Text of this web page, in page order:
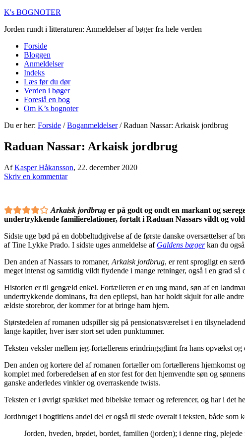
K's BOGNOTER
Jorden rundt i litteraturen: Anmeldelser af bøger fra hele verden
Forside
Bloggen
Anmeldelser
Indeks
Læs før du dør
Verden i bøger
Foreslå en bog
Om K’s bognoter
Du er her: Forside / Boganmeldelser /Raduan Nassar: Arkaisk jordbrug
Raduan Nassar: Arkaisk jordbrug
AfKasper Håkansson, 22. december 2020
Skriv en kommentar
Arkaisk jordbrug er på godt og ondt en markant og
undertrykkende familierelationer, fortalt i Raduan Nassars vildt og
Sidste uge bød på en dobbeltudgivelse af de første danske oversættelser af
af Tine Lykke Prado. I sidste uges anmeldelse af Galdens bægerkan du
Den anden af Nassars to romaner, Arkaisk jordbrug, er rent sprogligt en
meget intenst og samtidig vildt flydende i mange retninger, også i en grad
Historien er til gengæld enkel. Fortælleren er en ung mand, søn af en
undertrykkende dominans, fra den epilepsi, han har holdt skjult for alle
ældste storebror, der kommer for at bringe ham hjem.
Størstedelen af romanen udspiller sig på pensionatsværelset i en
lange kapitler, hver især stort set uden punktummer.
Teksten veksler mellem jeg-fortællerens erindringsglimt fra hans opvækst
Den anden og kortere del af romanen fortæller om fortællerens hjemkomst
komplet med forberedelsen af en stor fest for den hjemvendte søn og
ganske anderledes vinkler og overraskende twists.
Teksten er i øvrigt spækket med bibelske temaer og referencer, og har i det
Jordbruget i bogtitlens andel del er også til stede overalt i teksten, både som
Jorden, hveden, brødet, bordet, familien (jorden); i denne ring,